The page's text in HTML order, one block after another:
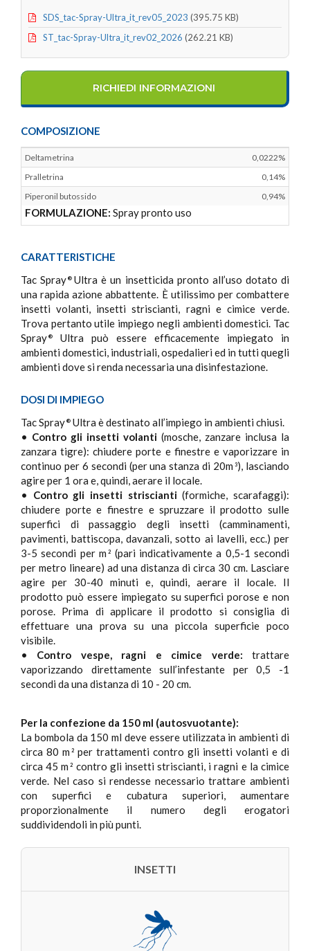
SDS_tac-Spray-Ultra_it_rev05_2023 (395.75 KB)
ST_tac-Spray-Ultra_it_rev02_2026 (262.21 KB)
RICHIEDI INFORMAZIONI
COMPOSIZIONE
Deltametrina
0,0222%
Pralletrina
0,14%
Piperonil butossido
0,94%
FORMULAZIONE: Spray pronto uso
CARATTERISTICHE
Tac Spray ®Ultra è un insetticida pronto all’uso dotato di
una rapida azione abbattente. È utilissimo per combattere
insetti volanti, insetti striscianti, ragni e cimice verde.
Trova pertanto utile impiego negli ambienti domestici. Tac
Spray ®
Ultra può essere efficacemente impiegato in
ambienti domestici, industriali, ospedalieri ed in tutti quegli
ambienti dove si renda necessaria una disinfestazione.
DOSI DI IMPIEGO
Tac Spray ® Ultra è destinato all’impiego in ambienti chiusi.
• Contro gli insetti volanti (mosche, zanzare inclusa la
zanzara tigre): chiudere porte e finestre e vaporizzare in
continuo per 6 secondi (per una stanza di 20m 3), lasciando
agire per 1 ora e, quindi, aerare il locale.
• Contro gli insetti striscianti(formiche, scarafaggi):
chiudere porte e finestre e spruzzare il prodotto sulle
superfici di passaggio degli insetti (camminamenti,
pavimenti, battiscopa, davanzali, sotto ai lavelli, ecc.) per
3-5 secondi per m 2
(pari indicativamente a 0,5-1 secondi
per metro lineare) ad una distanza di circa 30 cm. Lasciare
agire per 30-40 minuti e, quindi, aerare il locale. Il
prodotto può essere impiegato su superfici porose e non
porose. Prima di applicare il prodotto si consiglia di
effettuare una prova su una piccola superficie poco
visibile.
• Contro vespe, ragni e cimice verde: trattare
vaporizzando direttamente sull’infestante per 0,5 -1
secondi da una distanza di 10 - 20 cm.
Per la confezione da 150 ml (autosvuotante):
La bombola da 150 ml deve essere utilizzata in ambienti di
circa 80 m 2
per trattamenti contro gli insetti volanti e di
circa 45 m 2
contro gli insetti striscianti, i ragni e la cimice
verde. Nel caso si rendesse necessario trattare ambienti
con superfici e cubatura superiori, aumentare
proporzionalmente il numero degli erogatori
suddividendoli in più punti.
INSETTI